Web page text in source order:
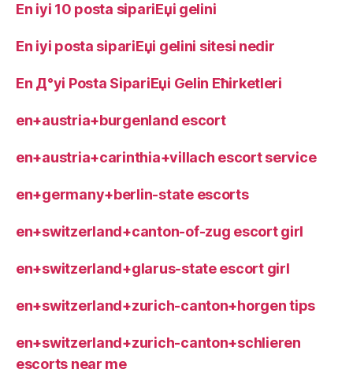
En iyi 10 posta sipariЕџi gelini
En iyi posta sipariЕџi gelini sitesi nedir
En Д°yi Posta SipariЕџi Gelin Ећirketleri
en+austria+burgenland escort
en+austria+carinthia+villach escort service
en+germany+berlin-state escorts
en+switzerland+canton-of-zug escort girl
en+switzerland+glarus-state escort girl
en+switzerland+zurich-canton+horgen tips
en+switzerland+zurich-canton+schlieren
escorts near me